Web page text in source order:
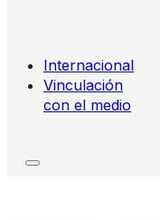
Internacional
Vinculación
con el medio